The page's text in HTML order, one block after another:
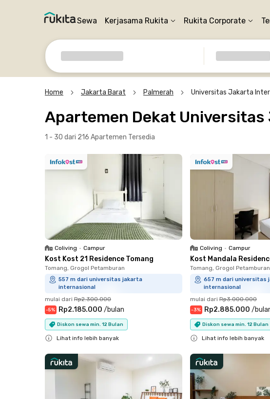
Sewa Kerjasama Rukita Rukita Corporate
Home Jakarta Barat Palmerah Universitas Jakarta
Apartemen Dekat
1 - 30 dari 216 Apartemen Tersedia
Coliving • Campur
Kost Kost 21 Residence Tomang
Tomang, Grogol Petamburan
557 m dari universitas jakarta
internasional
mulai dari Rp2.300.000
-5% Rp2.185.000 /bulan
Diskon sewa min. 12 Bulan
Lihat info lebih banyak
Coliving • Campur
Kost Mandala
Tomang, Grogol Petamburan
657 m dari universitas
internasional
mulai dari Rp3.000.000
-3% Rp2.885.000 /
Diskon sewa min. 12 Bulan
Lihat info lebih banyak